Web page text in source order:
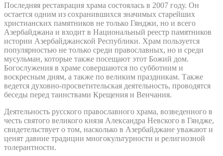
Последняя реставрация храма состоялась в 2007 году. Он
остается одним из сохранившихся значимых старейших
христианских памятников не только Гянджи, но и всего
Азербайджана и входит в Национальный реестр памятников
истории Азербайджанской Республики. Храм пользуется
популярностью не только среди православных, но и среди
мусульман, которые также посещают этот Божий дом.
Богослужения в храме совершаются по субботним и
воскресным дням, а также по великим праздникам. Также
ведется духовно-просветительская деятельность, проводятся
беседы перед таинствами Крещения и Венчания.
Деятельность русского православного храма, возведенного в
честь святого великого князя Александра Невского в Гяндже,
свидетельствует о том, насколько в Азербайджане уважают и
ценят давние традиции многокультурности и религиозной
толерантности.